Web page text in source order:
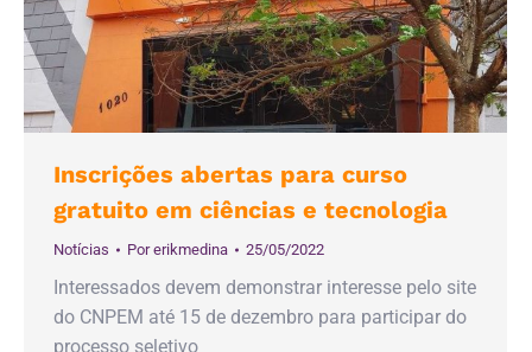
Inscrições abertas para curso
gratuito em ciências e tecnologia
Notícias Porerikmedina 25/05/2022
Interessados devem demonstrar interesse pelo site
do CNPEM até 15 de dezembro para participar do
processo seletivo